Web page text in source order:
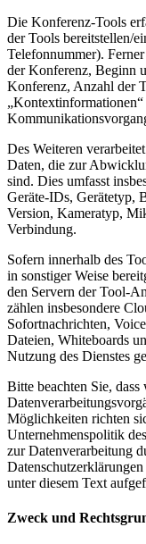
Die Konferenz-Tools
der Tools bereitstellen/
Telefonnummer).
der Konferenz, Beginn
Konferenz, Anzahl der
Des Weiteren
Daten, die zur
sind. Dies umfasst
Geräte-IDs, Gerätetyp,
Version, Kameratyp,
Verbindung.
Sofern innerhalb des
in sonstiger Weise
den Servern der Tool-
zählen insbesondere
Sofortnachrichten,
Dateien, Whiteboards
Nutzung des Dienstes
Bitte beachten Sie,
Möglichkeiten richten
Unternehmenspolitik
zur Datenverarbeitung
unter diesem Text
Zweck und